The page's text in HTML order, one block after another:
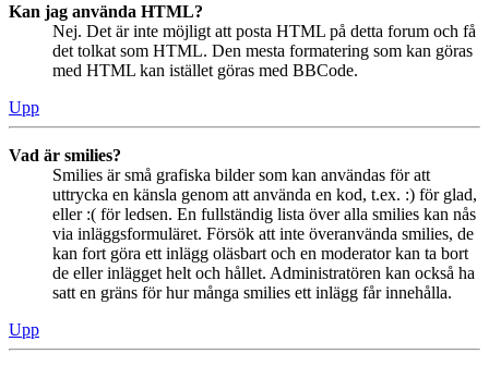
Kan jag använda HTML?
Nej. Det är inte möjligt att posta HTML på detta forum och få
det tolkat som HTML. Den mesta formatering som kan göras
med HTML kan istället göras med BBCode.
Upp
Vad är smilies?
Smilies är små grafiska bilder som kan användas för att
uttrycka en känsla genom att använda en kod, t.ex. :) för glad,
eller :( för ledsen. En fullständig lista över alla smilies kan nås
via inläggsformuläret. Försök att inte överanvända smilies, de
kan fort göra ett inlägg oläsbart och en moderator kan ta bort
de eller inlägget helt och hållet. Administratören kan också ha
satt en gräns för hur många smilies ett inlägg får innehålla.
Upp